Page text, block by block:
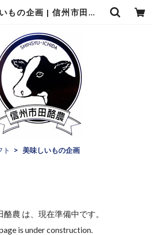
美味しいもの企画 | 信州市田酪農
ト 美味しいもの企画
酪農 は、現在準備中です。
is under construction.